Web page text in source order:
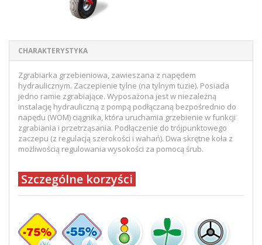
CHARAKTERYSTYKA
Zgrabiarka grzebieniowa, zawieszana z napędem
hydraulicznym. Zaczepienie tylne (na tylnym tuzie). Posiada
jedno ramie zgrabiające. Wyposażona jest w niezależną
instalację hydrauliczną z pompą podłączaną bezpośrednio do
napędu (WOM) ciągnika, która uruchamia grzebienie w funkcji
zgrabiania i przetrząsania. Podłączenie do trójpunktowego
zaczepu (z regulacją szerokości i wahań). Dwa skrętne koła z
możliwością regulowania wysokości za pomocą śrub.
Szczególne korzyści